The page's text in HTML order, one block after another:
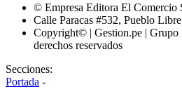
© Empresa Editora El Comercio
Calle Paracas #532, Pueblo
Copyright© | Gestion.pe | Grupo
derechos reservados
Secciones:
Portada -